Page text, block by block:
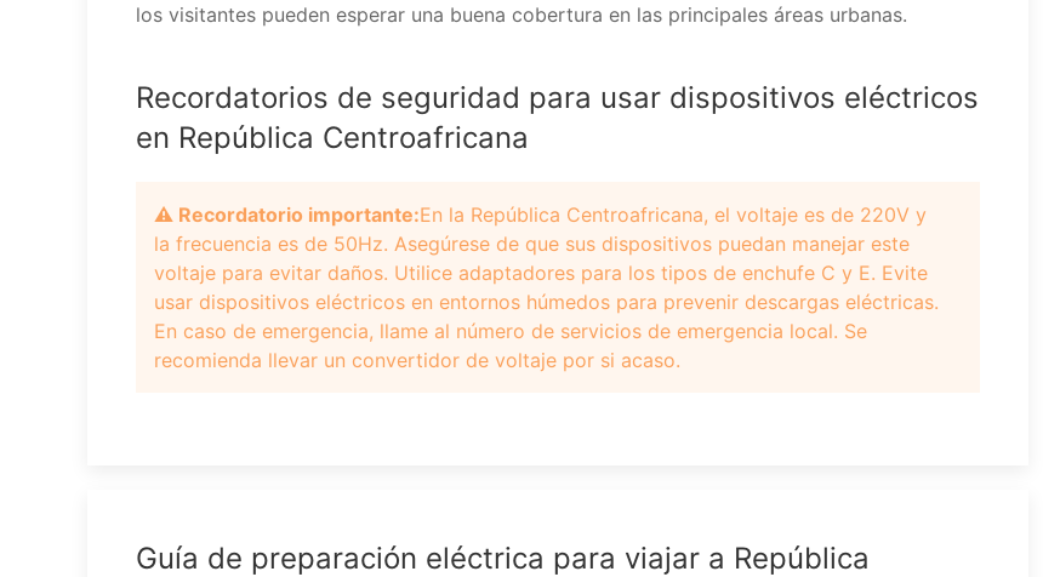
los visitantes pueden esperar una buena cobertura en las principales áreas urbanas.
Recordatorios de seguridad para usar dispositivos eléctricos
en República Centroafricana
⚠️ Recordatorio importante:En la República Centroafricana, el voltaje es de 220V y
la frecuencia es de 50Hz. Asegúrese de que sus dispositivos puedan manejar este
voltaje para evitar daños. Utilice adaptadores para los tipos de enchufe C y E. Evite
usar dispositivos eléctricos en entornos húmedos para prevenir descargas eléctricas.
En caso de emergencia, llame al número de servicios de emergencia local. Se
recomienda llevar un convertidor de voltaje por si acaso.
Guía de preparación eléctrica para viajar a República